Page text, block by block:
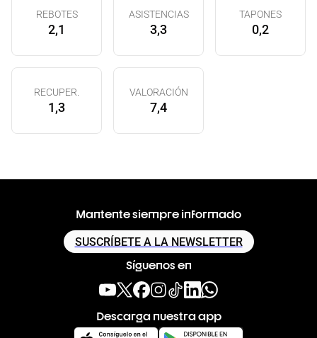
REBOTES
2,1
ASISTENCIAS
3,3
TAPONES
0,2
RECUPER.
1,3
VALORACIÓN
7,4
Mantente siempre informado
SUSCRÍBETE A LA NEWSLETTER
Síguenos en
Descarga nuestra app